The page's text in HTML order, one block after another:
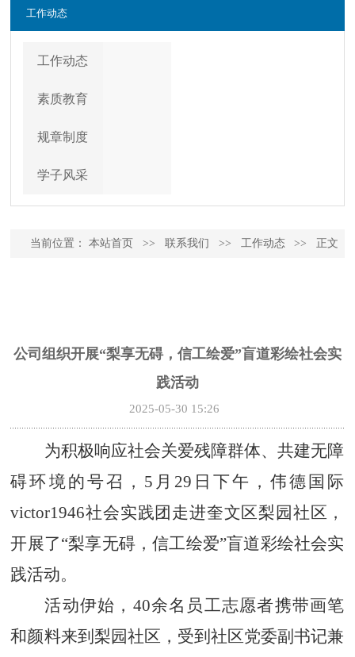
工作动态
工作动态
素质教育
规章制度
学子风采
当前位置： 本站首页 >> 联系我们 >> 工作动态 >> 正文
公司组织开展“梨享无碍，信工绘爱”盲道彩绘社会实
践活动
2025-05-30 15:26
为积极响应社会关爱残障群体、共建无障
碍环境的号召， 5月29日下午，伟德国际
victor1946社会实践团走进奎文区梨园社区，
开展了“梨享无碍，信工绘爱”盲道彩绘社会实
践活动。
活动伊始， 40余名员工志愿者携带画笔
和颜料来到梨园社区，受到社区党委副书记兼